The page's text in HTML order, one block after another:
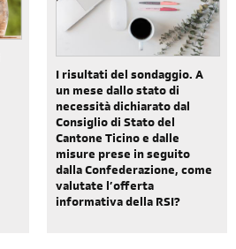
I risultati del sondaggio. A
un mese dallo stato di
necessità dichiarato dal
Consiglio di Stato del
Cantone Ticino e dalle
misure prese in seguito
dalla Confederazione, come
valutate l’offerta
informativa della RSI?